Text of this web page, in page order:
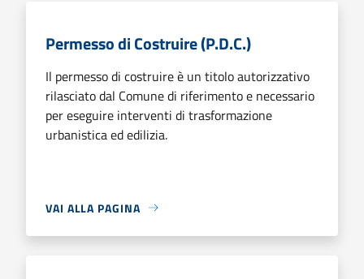
Permesso di Costruire (P.D.C.)
Il permesso di costruire è un titolo autorizzativo
rilasciato dal Comune di riferimento e necessario
per eseguire interventi di trasformazione
urbanistica ed edilizia.
VAI ALLA PAGINA